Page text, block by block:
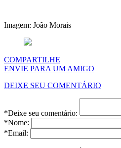
Imagem: João Morais
COMPARTILHE
ENVIE PARA UM AMIGO
DEIXE SEU COMENTÁRIO
*Deixe seu comentário:
*Nome:
*Email: